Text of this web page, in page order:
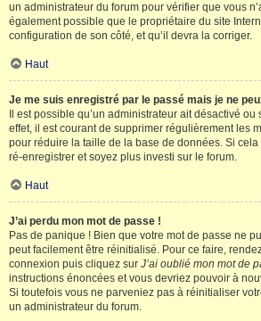
un administrateur du forum pour vérifier que vous
également possible que le propriétaire du site
configuration de son côté, et qu’il devra la corriger.
Haut
Je me suis enregistré par le passé mais je ne
Il est possible qu’un administrateur ait désactivé
effet, il est courant de supprimer régulièrement les
pour réduire la taille de la base de données. Si
ré-enregistrer et soyez plus investi sur le forum.
Haut
J’ai perdu mon mot de passe !
Pas de panique ! Bien que votre mot de passe ne
peut facilement être réinitialisé. Pour ce faire,
connexion puis cliquez sur J’ai oublié mon mot de
instructions énoncées et vous devriez pouvoir à
Si toutefois vous ne parveniez pas à réinitialiser
un administrateur du forum.